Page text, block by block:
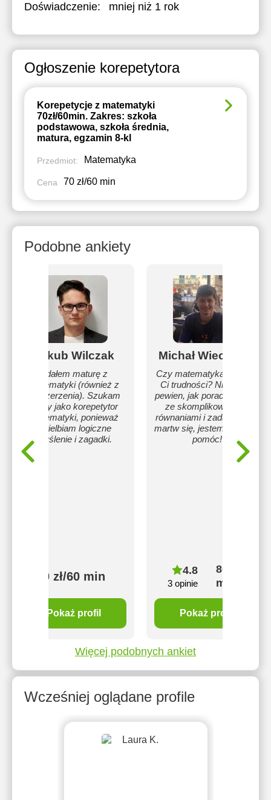
Doświadczenie:
mniej niż 1 rok
Ogłoszenie korepetytora
Korepetycje z matematyki
70zł/60min. Zakres: szkoła
podstawowa, szkoła średnia,
matura, egzamin 8-kl
Przedmiot: Matematyka
Cena 70 zł/60 min
Podobne ankiety
Jakub Wilczak
Zdałem maturę z
matematyki (również z
rozszerzenia). Szukam
pracy jako korepetytor
matematyki, ponieważ
uwielbiam logiczne
myślenie i zagadki.
60 zł/60 min
Pokaż profil
Michał Wieczorek
Czy matematyka sprawia
Ci trudności? Nie jesteś
pewien, jak poradzić sobie
ze skomplikowanymi
równaniami i zadania? Nie
martw się, jestem tu, by Ci
pomóc!
4.8
3 opinie
80 zł/60
min
Pokaż profil
Więcej podobnych ankiet
Wcześniej oglądane profile